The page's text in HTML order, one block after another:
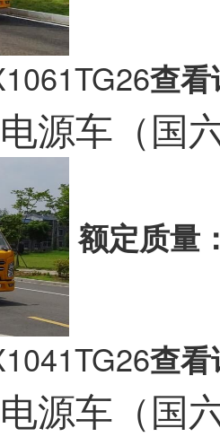
查
源车（国
额定质量
查
源车（国